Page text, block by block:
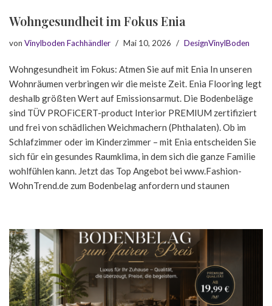
Wohngesundheit im Fokus Enia
von Vinylboden Fachhändler Mai 10, 2026 DesignVinylBoden
Wohngesundheit im Fokus: Atmen Sie auf mit Enia In unseren
Wohnräumen verbringen wir die meiste Zeit. Enia Flooring legt
deshalb größten Wert auf Emissionsarmut. Die Bodenbeläge
sind TÜV PROFiCERT-product Interior PREMIUM zertifiziert
und frei von schädlichen Weichmachern (Phthalaten). Ob im
Schlafzimmer oder im Kinderzimmer – mit Enia entscheiden Sie
sich für ein gesundes Raumklima, in dem sich die ganze Familie
wohlfühlen kann. Jetzt das Top Angebot bei www.Fashion-
WohnTrend.de zum Bodenbelag anfordern und staunen